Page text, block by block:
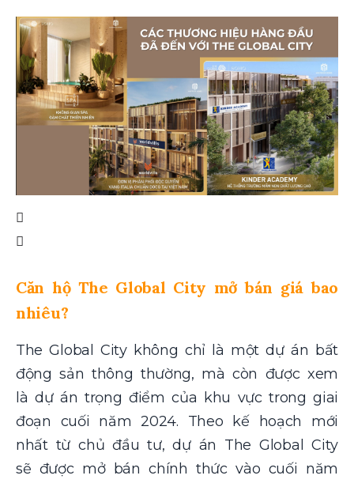
Căn hộ The Global City mở bán giá bao
nhiêu?
The Global City không chỉ là một dự án bất
động sản thông thường, mà còn được xem
là dự án trọng điểm của khu vực trong giai
đoạn cuối năm 2024. Theo kế hoạch mới
nhất từ chủ đầu tư, dự án The Global City
sẽ được mở bán chính thức vào cuối năm